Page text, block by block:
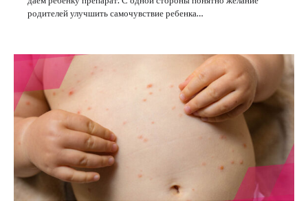
родителей улучшить самочувствие ребенка…